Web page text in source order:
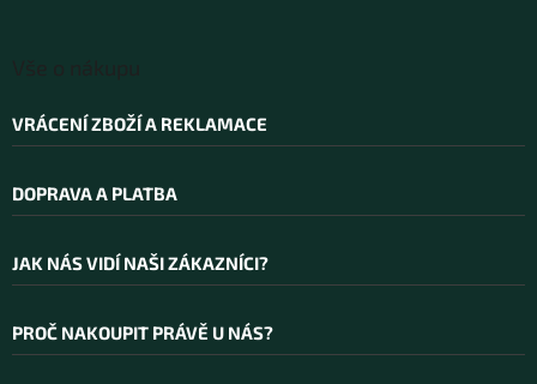
VRÁCENÍ ZBOŽÍ A REKLAMACE
DOPRAVA A PLATBA
JAK NÁS VIDÍ NAŠI ZÁKAZNÍCI?
PROČ NAKOUPIT PRÁVĚ U NÁS?